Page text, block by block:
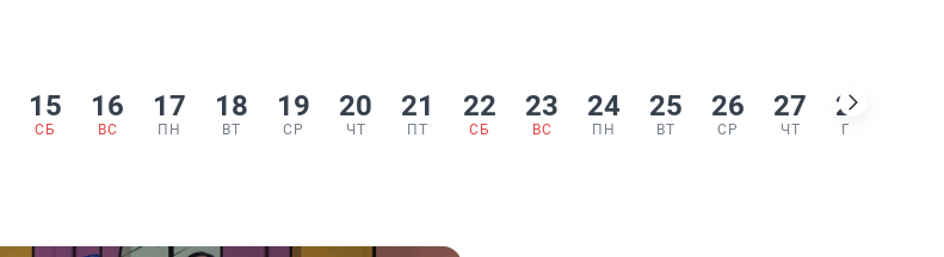
15
СБ
16
ВС
17
ПН
18
ВТ
19
СР
20
ЧТ
21
ПТ
22
СБ
23
ВС
24
ПН
25
ВТ
26
СР
27
ЧТ
28
ПТ